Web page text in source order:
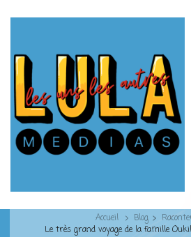
Accueil Blog
Le très grand voyage de la famille